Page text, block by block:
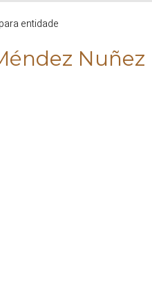
entidade
Nuñez